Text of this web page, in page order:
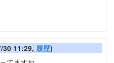
30 11:29, 履歴)